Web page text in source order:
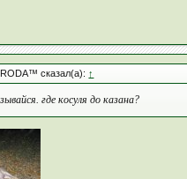
сказал(а): ↑
где косуля до казана?